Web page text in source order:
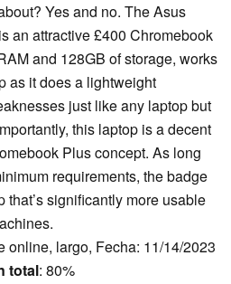
Yes and no. The Asus
an attractive £400 Chromebook
and 128GB of storage, works
as it does a lightweight
just like any laptop but
this laptop is a decent
Plus concept. As long
requirements, the badge
significantly more usable
largo, Fecha: 11/14/2023
total: 80%